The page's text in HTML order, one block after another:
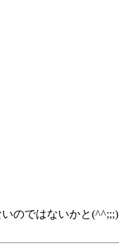
のではないかと(^^;;;)